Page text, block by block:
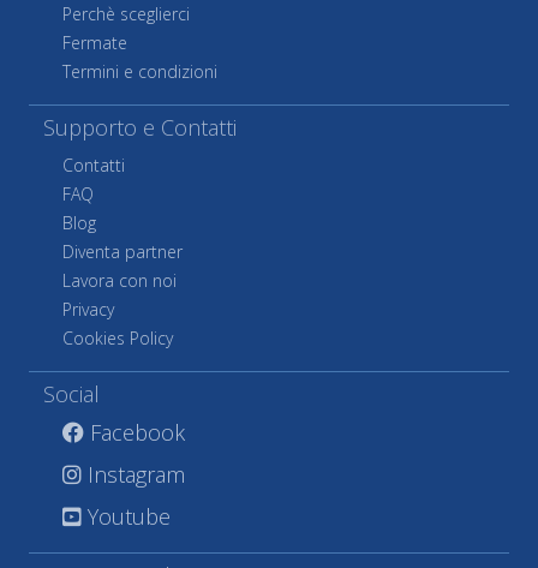
Perchè sceglierci
Fermate
Termini e condizioni
Supporto e Contatti
Contatti
FAQ
Blog
Diventa partner
Lavora con noi
Privacy
Cookies Policy
Social
Facebook
Instagram
Youtube